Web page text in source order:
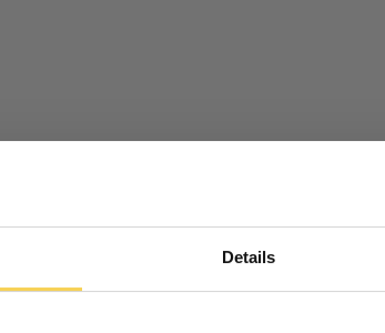
Details
. Alleen dan werkt
Ontvang €5,- korting!
ontvang €5,- welkomstkorting!